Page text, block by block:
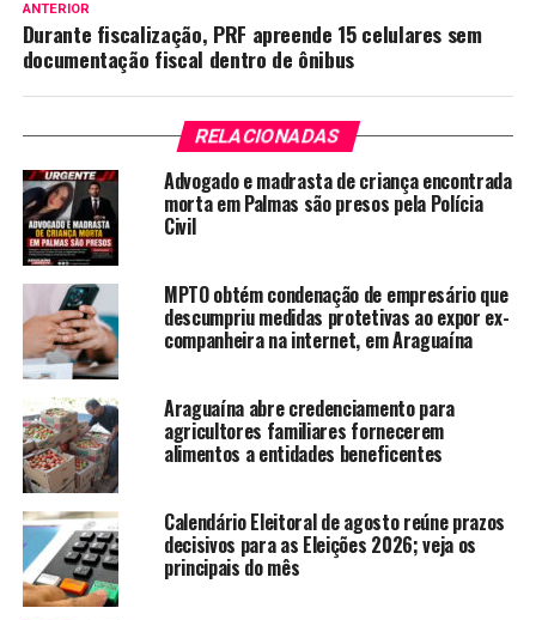
ANTERIOR
Durante fiscalização, PRF apreende 15 celulares sem
documentação fiscal dentro de ônibus
RELACIONADAS
Advogado e madrasta de criança encontrada
morta em Palmas são presos pela Polícia
Civil
MPTO obtém condenação de empresário que
descumpriu medidas protetivas ao expor ex-
companheira na internet, em Araguaína
Araguaína abre credenciamento para
agricultores familiares fornecerem
alimentos a entidades beneficentes
Calendário Eleitoral de agosto reúne prazos
decisivos para as Eleições 2026; veja os
principais do mês